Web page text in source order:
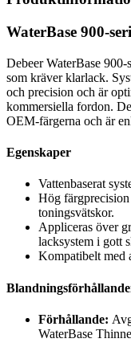
WaterBase 900-
Debeer WaterBase 900-
som kräver klarlack.
och precision och är
kommersiella fordon.
OEM-färgerna och är
Egenskaper
Vattenbaserat
Hög
toningsvätskor.
Appliceras över
lacksystem i gott
Kompatibelt med
Förhållande:
WaterBase